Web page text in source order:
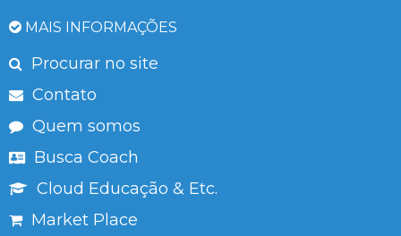
MAIS INFORMAÇÕES
Procurar no site
Contato
Quem somos
Busca Coach
Cloud Educação & Etc.
Market Place